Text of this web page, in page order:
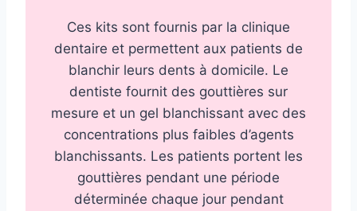
Ces kits sont fournis par la clinique
dentaire et permettent aux patients de
blanchir leurs dents à domicile. Le
dentiste fournit des gouttières sur
mesure et un gel blanchissant avec des
concentrations plus faibles d’agents
blanchissants. Les patients portent les
gouttières pendant une période
déterminée chaque jour pendant